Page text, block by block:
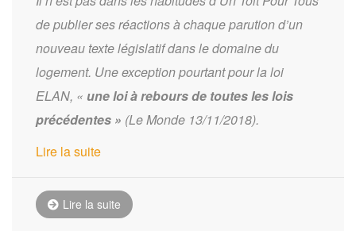
de publier ses réactions à chaque parution d’un
nouveau texte législatif dans le domaine du
logement. Une exception pourtant pour la loi
ELAN, « une loi à rebours de toutes les lois
précédentes » (Le Monde 13/11/2018).
Lire la suite
Lire la suite